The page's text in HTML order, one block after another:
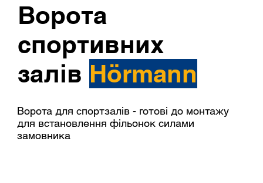
Ворота
спортивних
залів Hörmann
Ворота для спортзалів - готові до монтажу
для встановлення фільонок силами
замовника